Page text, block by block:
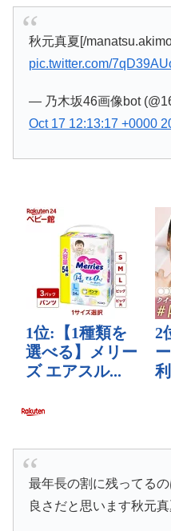
秋元真夏[/
pic.twitter.com/
— 乃木坂46画像bot
Oct 17 12:13:17 +0000
最年長の割に残ってる
良さだと思います秋元